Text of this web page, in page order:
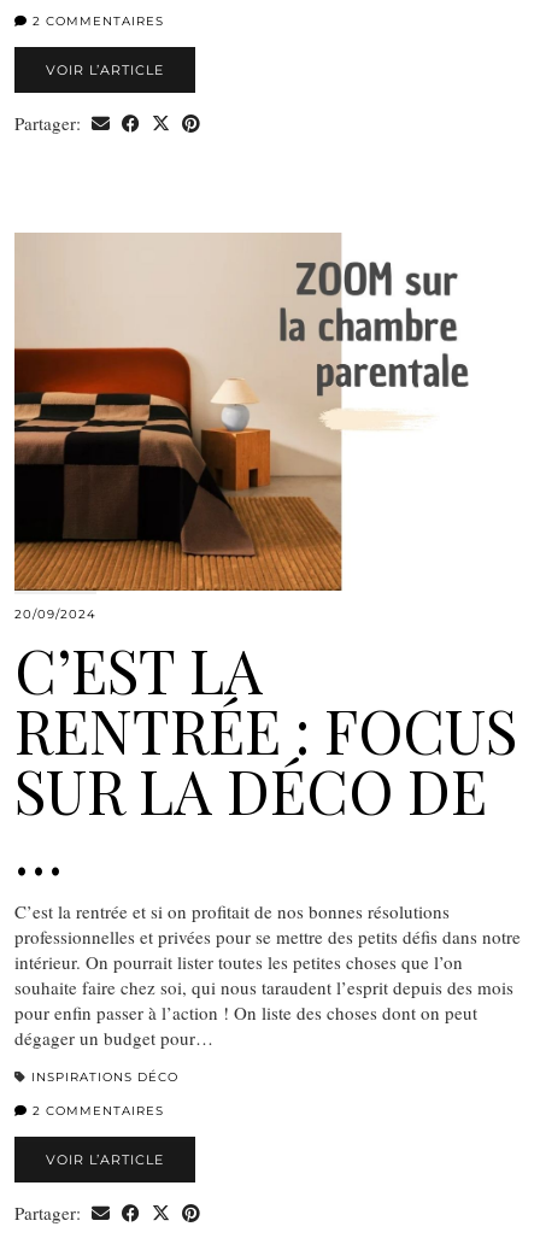
2 COMMENTAIRES
VOIR L’ARTICLE
Partager:
20/09/2024
C’EST LA
RENTRÉE : FOCUS
SUR LA DÉCO DE
…
C’est la rentrée et si on profitait de nos bonnes résolutions
professionnelles et privées pour se mettre des petits défis dans notre
intérieur. On pourrait lister toutes les petites choses que l’on
souhaite faire chez soi, qui nous taraudent l’esprit depuis des mois
pour enfin passer à l’action ! On liste des choses dont on peut
dégager un budget pour…
INSPIRATIONS DÉCO
2 COMMENTAIRES
VOIR L’ARTICLE
Partager: